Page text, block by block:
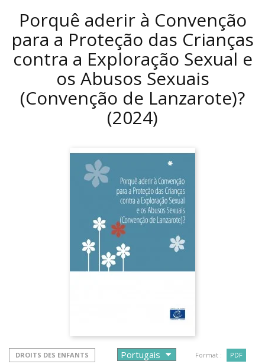
Porquê aderir à Convenção
para a Proteção das Crianças
contra a Exploração Sexual e
os Abusos Sexuais
(Convenção de Lanzarote)?
(2024)
DROITS DES ENFANTS Format : PDF